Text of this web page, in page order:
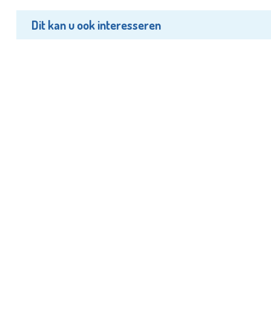
Dit kan u ook interesseren